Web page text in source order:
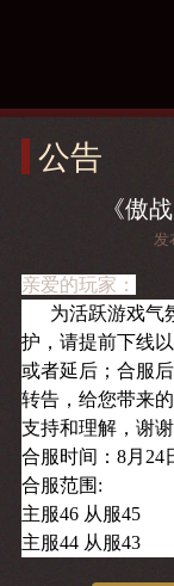
公告
《傲
发
亲爱的玩家：
为活跃游戏气
护，请提前下线
或者延后；合服
转告，给您带来
支持和理解，谢谢
合服时间：8月24
合服范围:
主服46 从服45
主服44 从服43